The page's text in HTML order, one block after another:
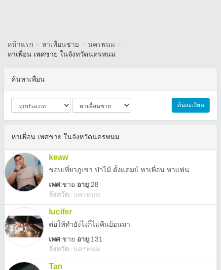
หน้าแรก > หาเพื่อนชาย > นครพนม >
หาเพื่อน เพศชาย ในจังหวัดนครพนม
ค้นหาเพื่อน
ค้นละเอียด
หาเพื่อน เพศชาย ในจังหวัดนครพนม
keaw
ชอบเที่ยวภูเขา ป่าไม้ ตั้งแคมป์ หาเพื่อน หาแฟน
เพศ:ชาย อายุ:28
จังหวัด: นครพนม
lucifer
ต่อให้ทำยังไงก็ไม่คืนย้อนมา
เพศ:ชาย อายุ:131
จังหวัด: นครพนม
Tan